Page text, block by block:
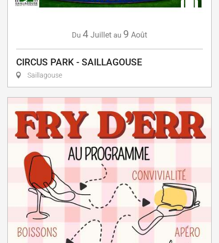
Du 4 Juillet au 9 Août
CIRCUS PARK - SAILLAGOUSE
Saillagouse